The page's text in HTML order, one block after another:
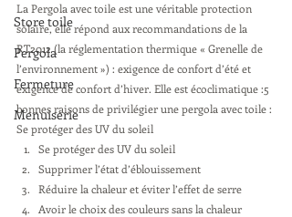
Store toile
Pergola
Fermeture
Menuiserie
La Pergola avec toile est une véritable protection
solaire, elle répond aux recommandations de la
RT2012 (la réglementation thermique « Grenelle de
l’environnement ») : exigence de confort d’été et
exigence de confort d’hiver. Elle est écoclimatique :5
bonnes raisons de privilégier une pergola avec toile :
Se protéger des UV du soleil
Se protéger des UV du soleil
Supprimer l’état d’éblouissement
Réduire la chaleur et éviter l’effet de serre
Avoir le choix des couleurs sans la chaleur